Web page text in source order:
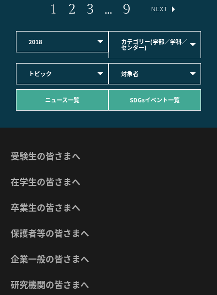
1 2 3 … 9 NEXT
2018 カテゴリー(学部／学科／
センター)
トピック 対象者
ニュース一覧 SDGsイベント一覧
受験生の皆さまへ
在学生の皆さまへ
卒業生の皆さまへ
保護者等の皆さまへ
企業一般の皆さまへ
研究機関の皆さまへ